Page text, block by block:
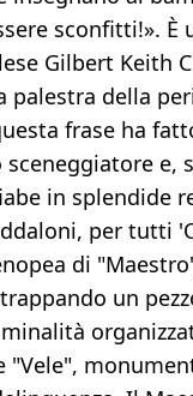
sconfitti!». È
Gilbert Keith
palestra della
frase ha
sceneggiatore e,
in splendide
per tutti
di
un
"Vele",